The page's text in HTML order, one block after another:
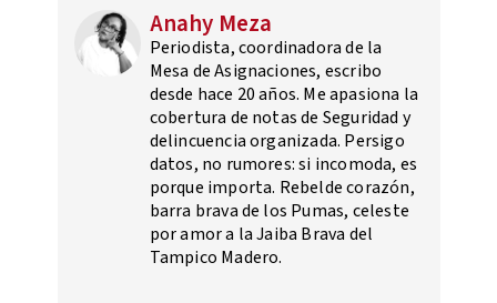
Anahy Meza
Periodista, coordinadora de la
Mesa de Asignaciones, escribo
desde hace 20 años. Me apasiona la
cobertura de notas de Seguridad y
delincuencia organizada. Persigo
datos, no rumores: si incomoda, es
porque importa. Rebelde corazón,
barra brava de los Pumas, celeste
por amor a la Jaiba Brava del
Tampico Madero.